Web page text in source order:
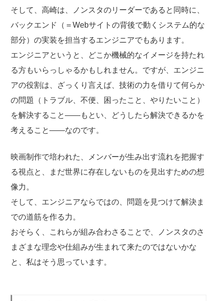
そして、高崎は、ノンスタのリーダーであると同時に、
バックエンド（＝Webサイトの背後で動くシステム的な
部分）の実装を担当するエンジニアでもあります。
エンジニアというと、どこか機械的なイメージを持たれ
る方もいらっしゃるかもしれません。ですが、エンジニ
アの役割は、ざっくり言えば、技術の力を借りて何らか
の問題（トラブル、不便、困ったこと、やりたいこと）
を解決すること——もとい、どうしたら解決できるかを
考えること——なのです。
映画制作で培われた、メンバーが生み出す流れを把握す
る視点と、まだ世界に存在しないものを見出すための想
像力。
そして、エンジニアならではの、問題を見つけて解決ま
での道筋を作る力。
おそらく、これらが組み合わさることで、ノンスタのさ
まざまな理念や仕組みが生まれて来たのではないかな
と、私はそう思っています。